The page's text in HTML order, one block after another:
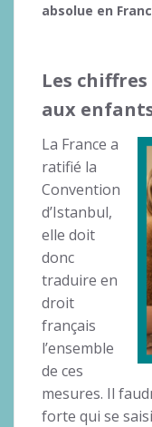
absolue en
Les
aux
La France a
ratifié la
Convention
d’Istanbul,
elle doit
donc
traduire en
droit
français
l’ensemble
de ces
mesures. Il
forte qui se